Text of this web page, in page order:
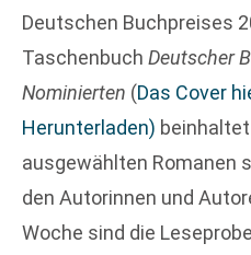
Deutschen Buchpreises
Taschenbuch Deutscher
Nominierten (Das Cover
Herunterladen)
ausgewählten Romanen
den Autorinnen und
Woche sind die